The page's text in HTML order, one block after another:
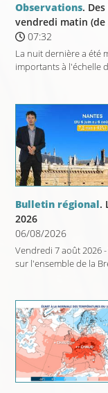
Observations.
vendredi matin (de
07:32
La nuit dernière a été
importants à l'échelle
Bulletin régional.
2026
06/08/2026
Vendredi 7 août 2026
sur l'ensemble de la